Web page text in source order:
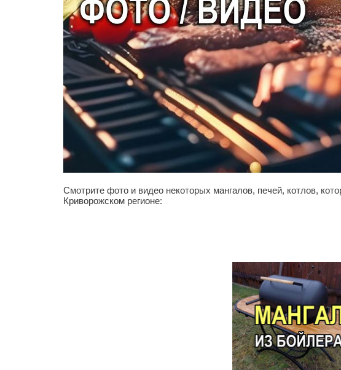
Смотрите фото и видео некоторых мангалов, печей, котлов,
Криворожском регионе: